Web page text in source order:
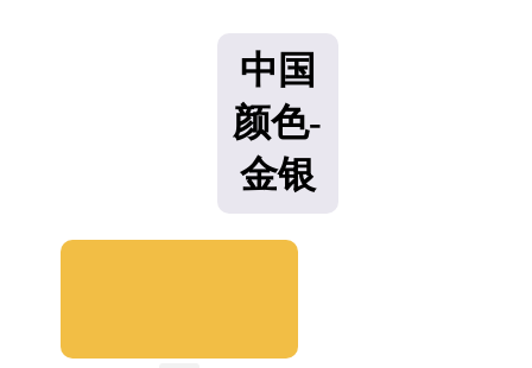
中国
颜色-
金银